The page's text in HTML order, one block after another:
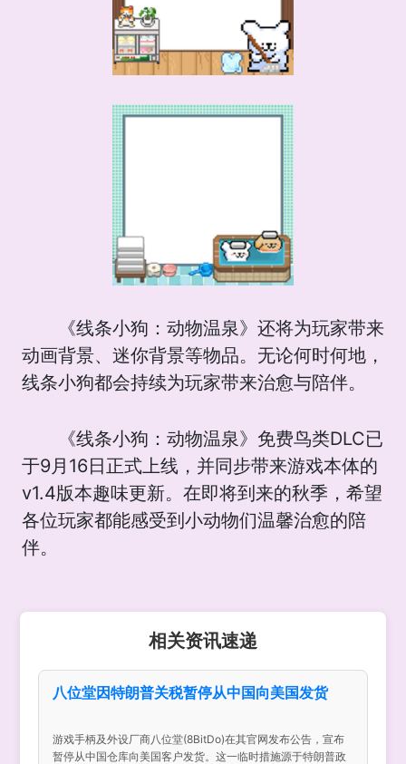
《线条小狗：动物温泉》还将为玩家带来
动画背景、迷你背景等物品。无论何时何地，
线条小狗都会持续为玩家带来治愈与陪伴。
《线条小狗：动物温泉》免费鸟类DLC已
于9月16日正式上线，并同步带来游戏本体的
v1.4版本趣味更新。在即将到来的秋季，希望
各位玩家都能感受到小动物们温馨治愈的陪
伴。
相关资讯速递
八位堂因特朗普关税暂停从中国向美国发货
游戏手柄及外设厂商八位堂(8BitDo)在其官网发布公告，宣布
暂停从中国仓库向美国客户发货。这一临时措施源于特朗普政